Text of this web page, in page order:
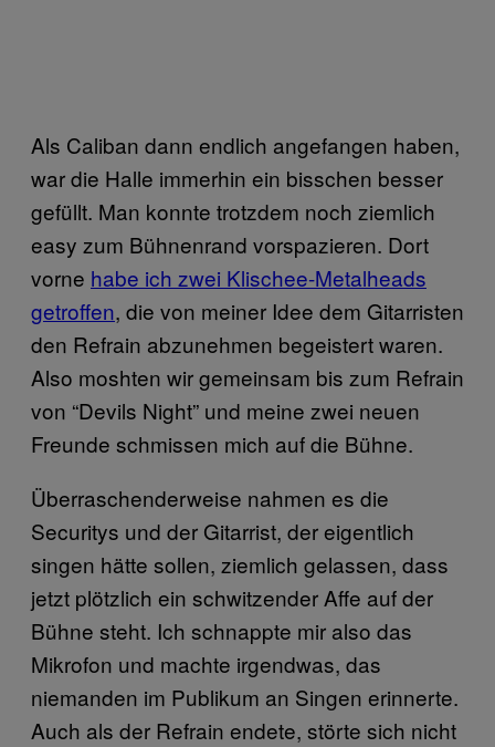
Als Caliban dann endlich angefangen haben,
war die Halle immerhin ein bisschen besser
gefüllt. Man konnte trotzdem noch ziemlich
easy zum Bühnenrand vorspazieren. Dort
vorne habe ich zwei Klischee-Metalheads
getroffen, die von meiner Idee dem Gitarristen
den Refrain abzunehmen begeistert waren.
Also moshten wir gemeinsam bis zum Refrain
von “Devils Night” und meine zwei neuen
Freunde schmissen mich auf die Bühne.
Überraschenderweise nahmen es die
Securitys und der Gitarrist, der eigentlich
singen hätte sollen, ziemlich gelassen, dass
jetzt plötzlich ein schwitzender Affe auf der
Bühne steht. Ich schnappte mir also das
Mikrofon und machte irgendwas, das
niemanden im Publikum an Singen erinnerte.
Auch als der Refrain endete, störte sich nicht